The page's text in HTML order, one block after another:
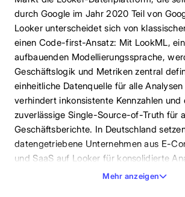
durch Google im Jahr 2020 Teil von
Looker unterscheidet sich von
einen Code-first-Ansatz: Mit LookML,
aufbauenden Modellierungssprache,
Geschäftslogik und Metriken zentral
einheitliche Datenquelle für alle
verhindert inkonsistente Kennzahlen
zuverlässige Single-Source-of-Truth für
Geschäftsberichte. In Deutschland
datengetriebene Unternehmen aus E-
und SaaS auf Looker für konsolidierte
Embedded-BI-Anwendungen.
Mehr anzeigen